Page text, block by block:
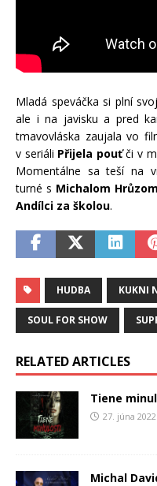
Mladá speváčka si plní
ale i na javisku a pred
tmavovláska zaujala vo
v seriáli Přijela pouťči v
Momentálne sa teší na
turné s Michalom Hrůzom
Andílci za školou.
HUDBA KUKNI
SOUL FOR SHOW
RELATED ARTICLES
Tiene
27. júna 2022
Michal